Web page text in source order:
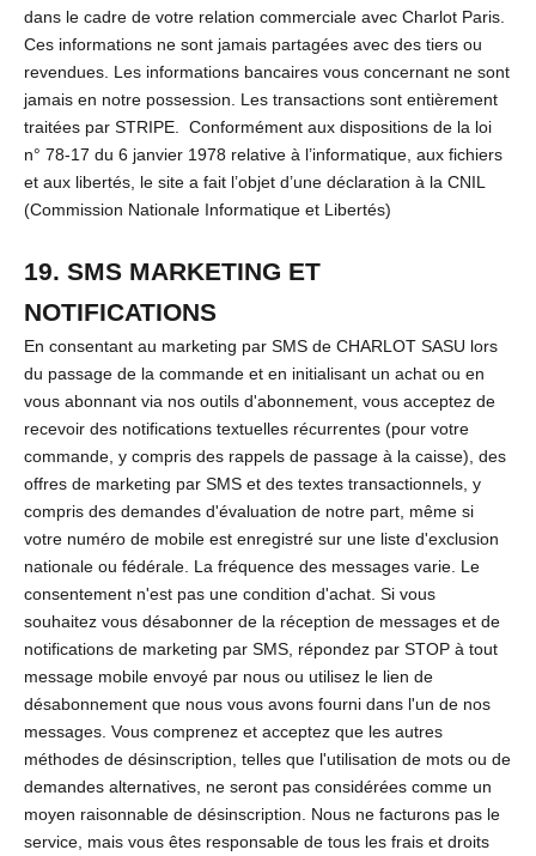
dans le cadre de votre relation commerciale avec Charlot Paris.
Ces informations ne sont jamais partagées avec des tiers ou
revendues. Les informations bancaires vous concernant ne sont
jamais en notre possession. Les transactions sont entièrement
traitées par STRIPE. Conformément aux dispositions de la loi
n° 78-17 du 6 janvier 1978 relative à l’informatique, aux fichiers
et aux libertés, le site a fait l’objet d’une déclaration à la CNIL
(Commission Nationale Informatique et Libertés)
19. SMS MARKETING ET
NOTIFICATIONS
En consentant au marketing par SMS de CHARLOT SASU lors
du passage de la commande et en initialisant un achat ou en
vous abonnant via nos outils d'abonnement, vous acceptez de
recevoir des notifications textuelles récurrentes (pour votre
commande, y compris des rappels de passage à la caisse), des
offres de marketing par SMS et des textes transactionnels, y
compris des demandes d'évaluation de notre part, même si
votre numéro de mobile est enregistré sur une liste d'exclusion
nationale ou fédérale. La fréquence des messages varie. Le
consentement n'est pas une condition d'achat. Si vous
souhaitez vous désabonner de la réception de messages et de
notifications de marketing par SMS, répondez par STOP à tout
message mobile envoyé par nous ou utilisez le lien de
désabonnement que nous vous avons fourni dans l'un de nos
messages. Vous comprenez et acceptez que les autres
méthodes de désinscription, telles que l'utilisation de mots ou de
demandes alternatives, ne seront pas considérées comme un
moyen raisonnable de désinscription. Nous ne facturons pas le
service, mais vous êtes responsable de tous les frais et droits